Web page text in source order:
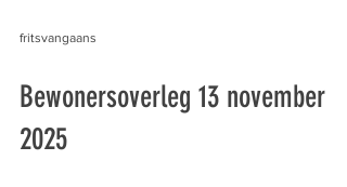
fritsvangaans
Bewonersoverleg 13 november